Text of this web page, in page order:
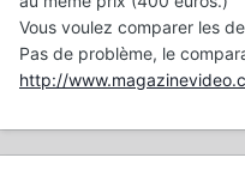
Vous voulez comparer les
Pas de problème, le
http://